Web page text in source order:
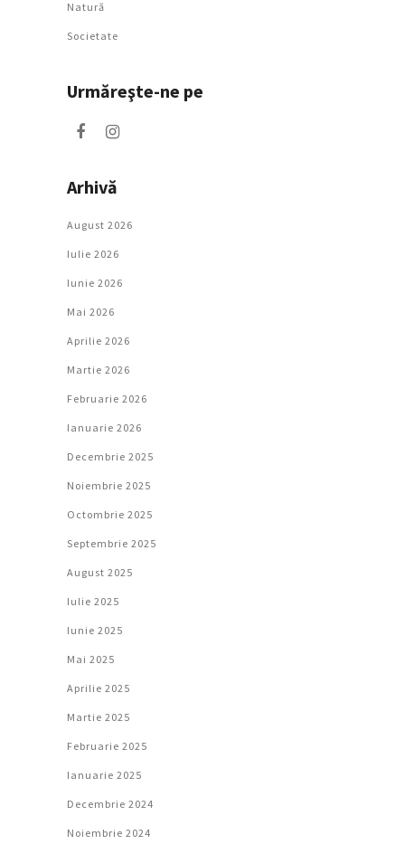
Natură
Societate
Urmăreşte-ne pe
Arhivă
August 2026
Iulie 2026
Iunie 2026
Mai 2026
Aprilie 2026
Martie 2026
Februarie 2026
Ianuarie 2026
Decembrie 2025
Noiembrie 2025
Octombrie 2025
Septembrie 2025
August 2025
Iulie 2025
Iunie 2025
Mai 2025
Aprilie 2025
Martie 2025
Februarie 2025
Ianuarie 2025
Decembrie 2024
Noiembrie 2024